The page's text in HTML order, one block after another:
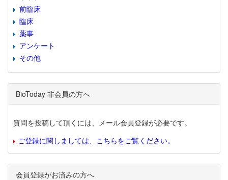
前臨床
臨床
薬事
アンケート
その他
BioToday 非会員の方へ
質問を投稿して頂くには、メール会員登録が必要です。
ご登録に関しましては、こちらをご覧ください。
会員登録がお済みの方へ